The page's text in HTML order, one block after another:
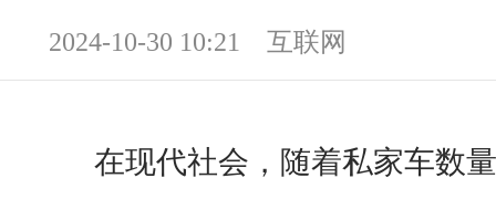
2024-10-30 10:21 互联网
在现代社会，随着私家车数量